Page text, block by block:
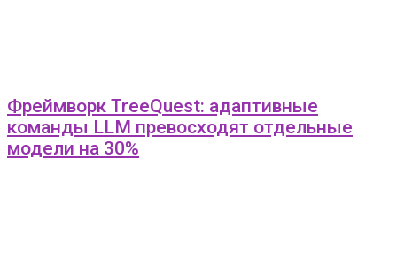
Фреймворк TreeQuest: адаптивные
команды LLM превосходят отдельные
модели на 30%